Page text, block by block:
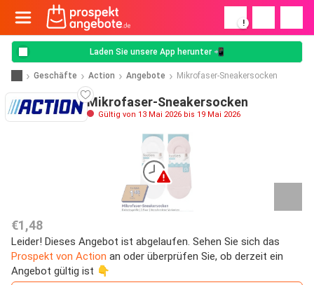
!
Laden Sie unsere App herunter 📲
Geschäfte Action Angebote Mikrofaser-Sneakersocken
Mikrofaser-Sneakersocken
Gültig von 13 Mai 2026 bis 19 Mai 2026
€1,48
Leider! Dieses Angebot ist abgelaufen. Sehen Sie sich das
Prospekt von Action an oder überprüfen Sie, ob derzeit ein
Angebot gültig ist 👇